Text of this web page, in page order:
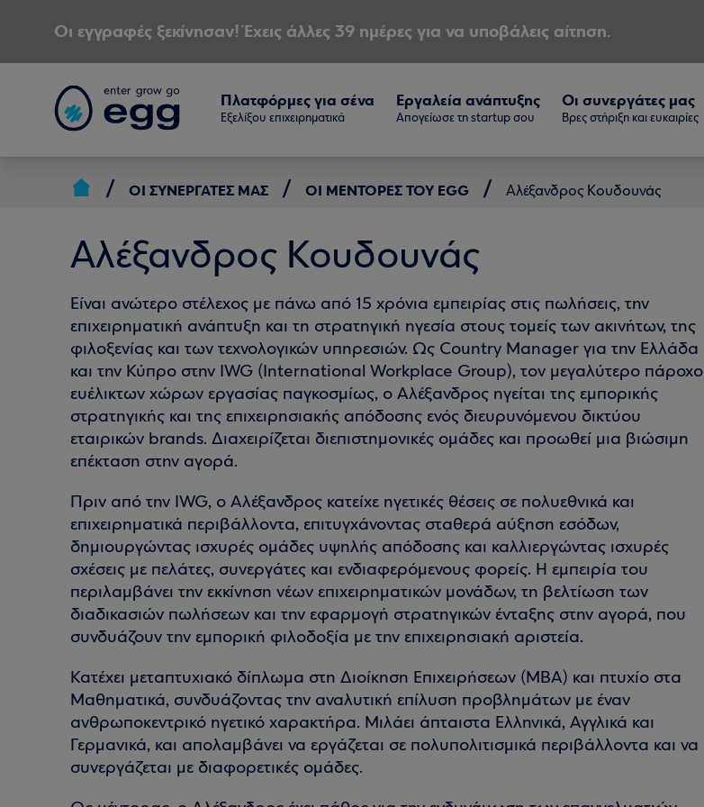
Οι εγγραφές ξεκίνησαν! Έχεις άλλες 39 ημέρες για να υποβάλεις αίτηση.
Πλατφόρμες για σένα
Εξελίξου επιχειρηματικά
Εργαλεία ανάπτυξης
Απογείωσε τη startup σου
Οι συνεργάτες μας
Βρες στήριξη και ευκαιρίες
ΟΙ ΣΥΝΕΡΓΆΤΕΣ ΜΑΣ ΟΙ ΜΈΝΤΟΡΕΣ ΤΟΥ EGG Αλέξανδρος Κουδουνάς
Αλέξανδρος Κουδουνάς
Είναι ανώτερο στέλεχος με πάνω από 15 χρόνια εμπειρίας στις πωλήσεις, την
επιχειρηματική ανάπτυξη και τη στρατηγική ηγεσία στους τομείς των ακινήτων, της
φιλοξενίας και των τεχνολογικών υπηρεσιών. Ως Country Manager για την Ελλάδα
και την Κύπρο στην IWG (International Workplace Group), τον μεγαλύτερο πάροχο
ευέλικτων χώρων εργασίας παγκοσμίως, ο Αλέξανδρος ηγείται της εμπορικής
στρατηγικής και της επιχειρησιακής απόδοσης ενός διευρυνόμενου δικτύου
εταιρικών brands. Διαχειρίζεται διεπιστημονικές ομάδες και προωθεί μια βιώσιμη
επέκταση στην αγορά.
Πριν από την IWG, ο Αλέξανδρος κατείχε ηγετικές θέσεις σε πολυεθνικά και
επιχειρηματικά περιβάλλοντα, επιτυγχάνοντας σταθερά αύξηση εσόδων,
δημιουργώντας ισχυρές ομάδες υψηλής απόδοσης και καλλιεργώντας ισχυρές
σχέσεις με πελάτες, συνεργάτες και ενδιαφερόμενους φορείς. Η εμπειρία του
περιλαμβάνει την εκκίνηση νέων επιχειρηματικών μονάδων, τη βελτίωση των
διαδικασιών πωλήσεων και την εφαρμογή στρατηγικών ένταξης στην αγορά, που
συνδυάζουν την εμπορική φιλοδοξία με την επιχειρησιακή αριστεία.
Κατέχει μεταπτυχιακό δίπλωμα στη Διοίκηση Επιχειρήσεων (MBA) και πτυχίο στα
Μαθηματικά, συνδυάζοντας την αναλυτική επίλυση προβλημάτων με έναν
ανθρωποκεντρικό ηγετικό χαρακτήρα. Μιλάει άπταιστα Ελληνικά, Αγγλικά και
Γερμανικά, και απολαμβάνει να εργάζεται σε πολυπολιτισμικά περιβάλλοντα και να
συνεργάζεται με διαφορετικές ομάδες.